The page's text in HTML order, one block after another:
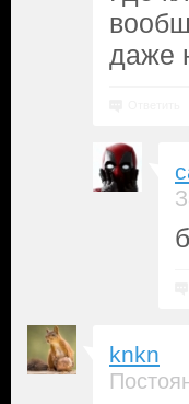
даже
knkn